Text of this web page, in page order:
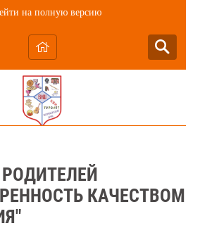
на полную версию
КАЧЕСТВОМ